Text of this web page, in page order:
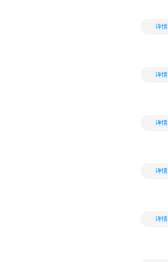
详情
详情
详情
详情
详情